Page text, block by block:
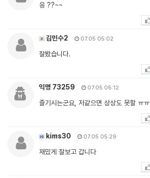
응 ??~~
김민수2 07.05 05:02
잘봤습니다.
익명 73259 07.05 05:12
즐기시는군요, 저같으면 상상도 못할 ㅠㅠ
kims30 07.05 05:29
재밌게 잘보고 갑니다